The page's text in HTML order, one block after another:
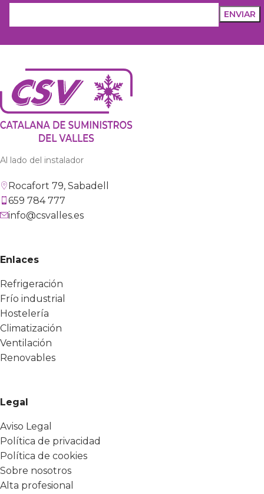
Al lado del instalador
Rocafort 79, Sabadell
659 784 777
info@csvalles.es
Enlaces
Refrigeración
Frío industrial
Hostelería
Climatización
Ventilación
Renovables
Legal
Aviso Legal
Política de privacidad
Política de cookies
Sobre nosotros
Alta profesional